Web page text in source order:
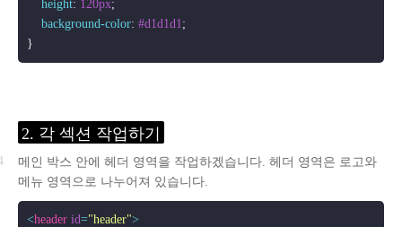
height: 120px;
background-color: #d1d1d1;
2. 각 섹션 작업하기
메인 박스 안에 헤더 영역을 작업하겠습니다. 헤더 영역은 로고와
메뉴 영역으로 나누어져 있습니다.
<header id="header">